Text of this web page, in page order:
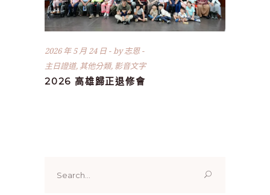
2026 年 5 月 24 日 by志恩
主日證道, 其他分類, 影音文字
2026 高雄歸正退修會
for: